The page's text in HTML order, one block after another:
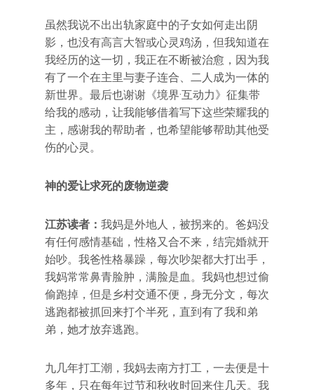
虽然我说不出出轨家庭中的子女如何走出阴
影，也没有高言大智或心灵鸡汤，但我知道在
我经历的这一切，我正在不断被治愈，因为我
有了一个在主里与妻子连合、二人成为一体的
新世界。最后也谢谢《境界·互动力》征集带
给我的感动，让我能够借着写下这些荣耀我的
主，感谢我的帮助者，也希望能够帮助其他受
伤的心灵。
神的爱让求死的废物逆袭
江苏读者： 我妈是外地人，被拐来的。爸妈没
有任何感情基础，性格又合不来，结完婚就开
始吵。我爸性格暴躁，每次吵架都大打出手，
我妈常常鼻青脸肿，满脸是血。我妈也想过偷
偷跑掉，但是乡村交通不便，身无分文，每次
逃跑都被抓回来打个半死，直到有了我和弟
弟，她才放弃逃跑。
九几年打工潮，我妈去南方打工，一去便是十
多年，只在每年过节和秋收时回来住几天。我